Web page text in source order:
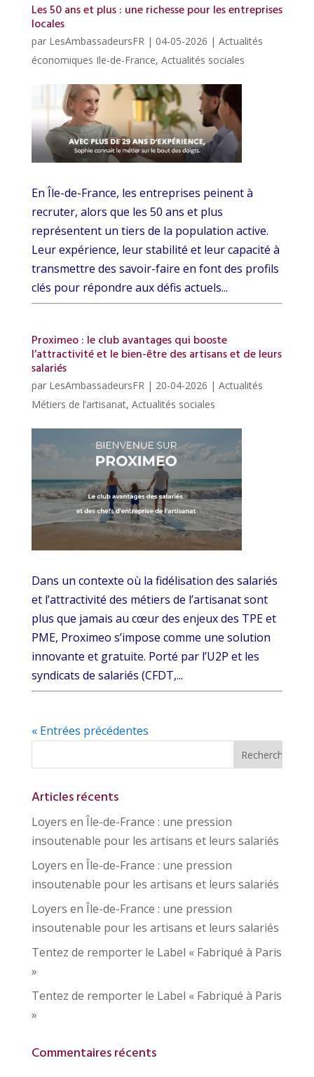
Les 50 ans et plus : une richesse pour les entreprises
locales
par LesAmbassadeursFR | 04-05-2026 | Actualités
économiques Ile-de-France, Actualités sociales
En Île-de-France, les entreprises peinent à
recruter, alors que les 50 ans et plus
représentent un tiers de la population active.
Leur expérience, leur stabilité et leur capacité à
transmettre des savoir-faire en font des profils
clés pour répondre aux défis actuels...
Proximeo : le club avantages qui booste
l’attractivité et le bien-être des artisans et de leurs
salariés
par LesAmbassadeursFR| 20-04-2026 | Actualités
Métiers de l’artisanat, Actualités sociales
Dans un contexte où la fidélisation des salariés
et l’attractivité des métiers de l’artisanat sont
plus que jamais au cœur des enjeux des TPE et
PME, Proximeo s’impose comme une solution
innovante et gratuite. Porté par l’U2P et les
syndicats de salariés (CFDT,...
« Entrées précédentes
Articles récents
Loyers en Île-de-France : une pression
insoutenable pour les artisans et leurs salariés
Loyers en Île-de-France : une pression
insoutenable pour les artisans et leurs salariés
Loyers en Île-de-France : une pression
insoutenable pour les artisans et leurs salariés
Tentez de remporter le Label « Fabriqué à Paris
»
Tentez de remporter le Label « Fabriqué à Paris
»
Commentaires récents